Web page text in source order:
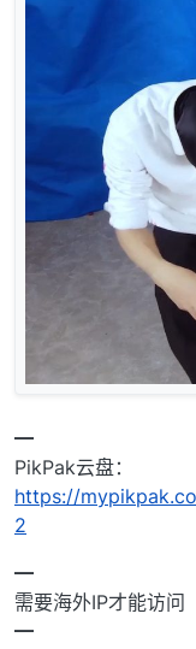
━
PikPak云盘：
https://
2
━
需要海外IP才能访问
━